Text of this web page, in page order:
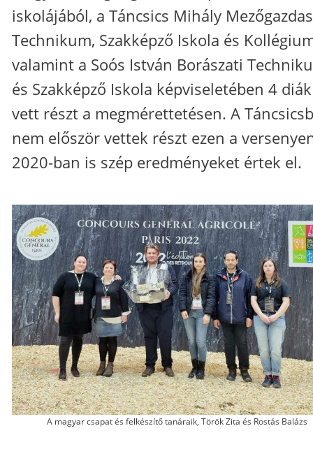
iskolájából, a Táncsics Mihály
Technikum, Szakképző Iskola és
valamint a Soós István Borászati
és Szakképző Iskola képviseletében 4 diák
vett részt a megmérettetésen. A
nem először vettek részt ezen a
2020-ban is szép eredményeket értek el.
A magyar csapat és felkészítő tanáraik, Török Zita és Rostás Balázs